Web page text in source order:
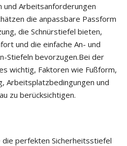
und Arbeitsanforderungen
die anpassbare Passform
die Schnürstiefel bieten,
und die einfache An- und
Stiefeln bevorzugen.Bei der
wichtig, Faktoren wie Fußform,
Arbeitsplatzbedingungen und
zu berücksichtigen.
die perfekten Sicherheitsstiefel